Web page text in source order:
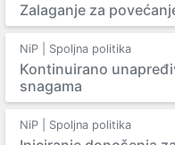
Zalaganje za
NiP | Spoljna politika
Kontinuirano
snagama
NiP | Spoljna politika